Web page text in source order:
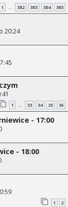
1 … 382 383 384 385
20:24
1 … 33 34 35 36
- 17:00
- 18:00
1 2